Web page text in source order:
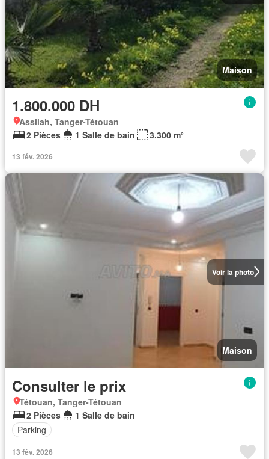
Maison
1.800.000 DH
Assilah, Tanger-Tétouan
2 Pièces
1 Salle de bain 3.300 m²
13 fév. 2026
Voir la photo
Maison
Consulter le prix
Tétouan, Tanger-Tétouan
2 Pièces
1 Salle de bain
Parking
13 fév. 2026